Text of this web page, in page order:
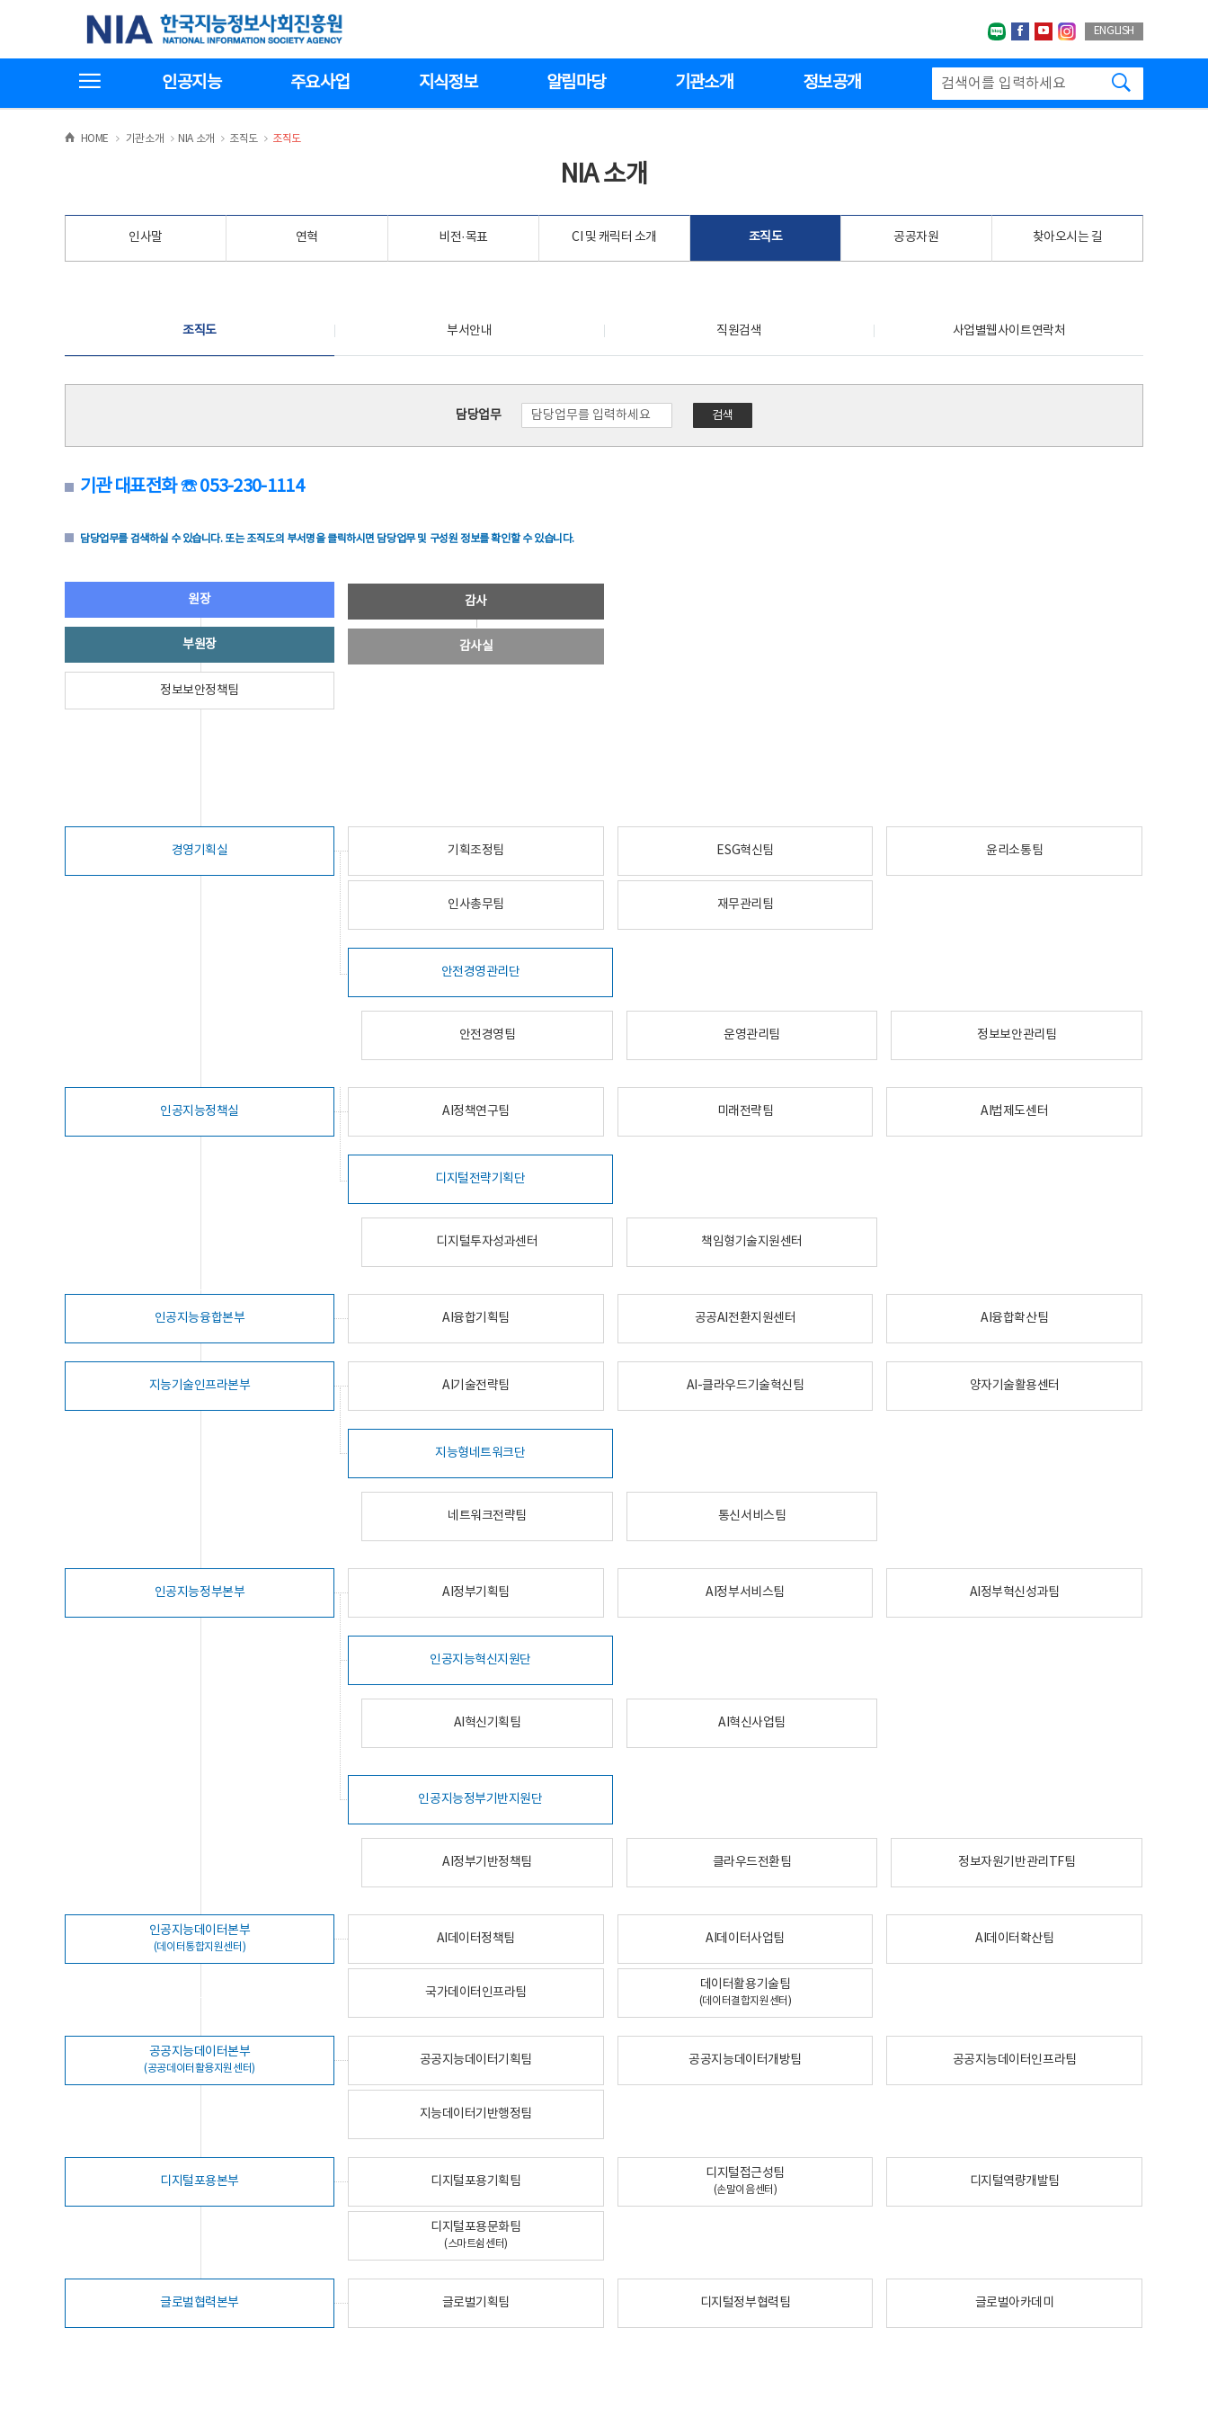
기
한국지능정보사회진흥원
네이버블로그
페이스북
유투브인스타그랩
ENGLISH
인공지능 주요사업 지식정보 알림마당 기관소개 정보공개
HOME >
기관소개 >NIA 소개 >
조직도 >
조직도
NIA 소개
인사말 연혁 비전·목표 CI 및 캐릭터 소개 조직도 공공자원 찾아오시는 길
조직도 부서안내 직원검색 사업별웹사이트연락처
담당업무 검색
기관 대표전화 ☏ 053-230-1114
담당업무를 검색하실 수 있습니다. 또는 조직도의 부서명을 클릭하시면 담당업무 및 구성원 정보를 확인할 수 있습니다.
원장
부원장
정보보안정책팀
감사
감사실
경영기획실 기획조정팀 ESG혁신팀 윤리소통팀
인사총무팀 재무관리팀
안전경영관리단
안전경영팀 운영관리팀 정보보안관리팀
인공지능정책실 AI정책연구팀 미래전략팀 AI법제도센터
디지털전략기획단
디지털투자성과센터 책임형기술지원센터
인공지능융합본부 AI융합기획팀 공공AI전환지원센터 AI융합확산팀
지능기술인프라본부 AI기술전략팀 AI-클라우드기술혁신팀 양자기술활용센터
지능형네트워크단
네트워크전략팀 통신서비스팀
인공지능정부본부 AI정부기획팀 AI정부서비스팀 AI정부혁신성과팀
인공지능혁신지원단
AI혁신기획팀 AI혁신사업팀
인공지능정부기반지원단
AI정부기반정책팀 클라우드전환팀 정보자원기반관리TF팀
인공지능데이터본부
(데이터통합지원센터)
AI데이터정책팀 AI데이터사업팀 AI데이터확산팀
국가데이터인프라팀
데이터활용기술팀
(데이터결합지원센터)
공공지능데이터본부
(공공데이터활용지원센터)
공공지능데이터기획팀 공공지능데이터개방팀 공공지능데이터인프라팀
지능데이터기반행정팀
디지털포용본부 디지털포용기획팀
디지털접근성팀
(손말이음센터)
디지털역량개발팀
디지털포용문화팀
(스마트쉼센터)
글로벌협력본부 글로벌기획팀 디지털정부협력팀 글로벌아카데미